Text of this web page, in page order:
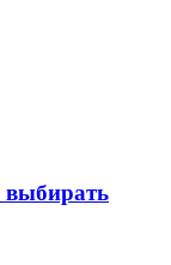
выбирать